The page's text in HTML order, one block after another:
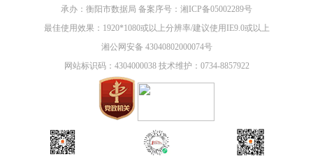
承办：衡阳市数据局 备案序号： 湘ICP备05002289号
最佳使用效果：1920*1080或以上分辨率/建议使用IE9.0或以上
湘公网安备 43040802000074号
网站标识码：4304000038 技术维护：0734-8857922